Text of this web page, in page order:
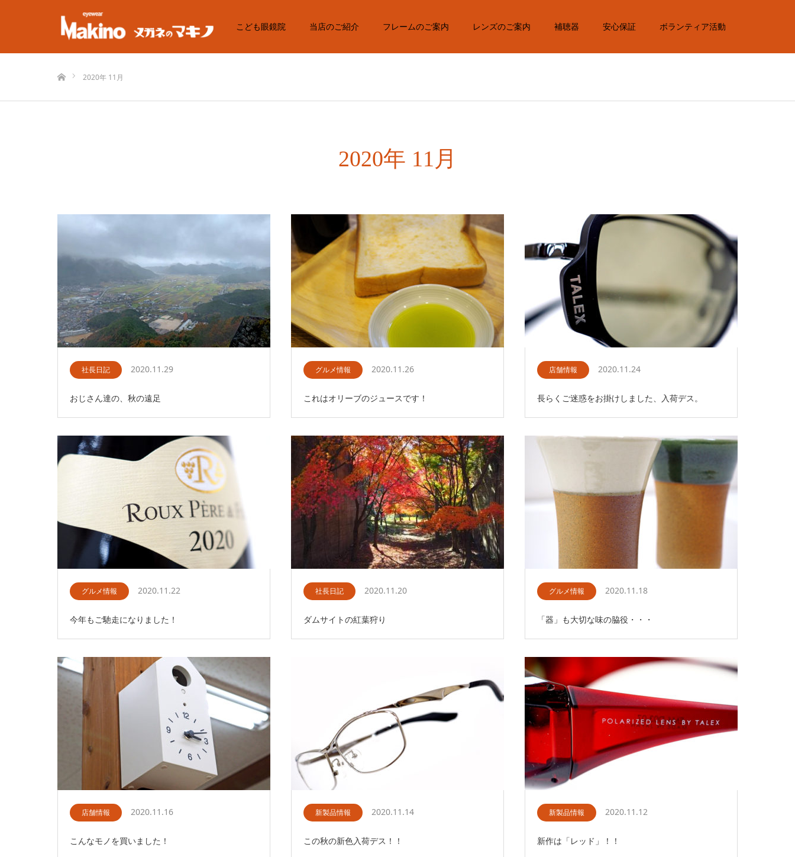
こども眼鏡院 当店のご紹介 フレームのご案内 レンズのご案内 補聴器 安心保証 ボランティア活動
2020年 11月
2020年 11月
社長日記 2020.11.29
おじさん達の、秋の遠足
グルメ情報 2020.11.26
これはオリーブのジュースです！
店舗情報 2020.11.24
長らくご迷惑をお掛けしました、入荷デス。
グルメ情報 2020.11.22
今年もご馳走になりました！
社長日記 2020.11.20
ダムサイトの紅葉狩り
グルメ情報 2020.11.18
「器」も大切な味の脇役・・・
店舗情報 2020.11.16
こんなモノを買いました！
新製品情報 2020.11.14
この秋の新色入荷デス！！
新製品情報 2020.11.12
新作は「レッド」！！